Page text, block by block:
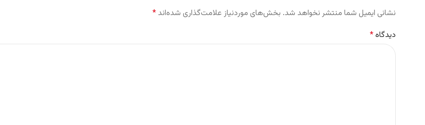
نشانی ایمیل شما منتشر نخواهد شد. بخش‌های موردنیاز علامت‌گذاری شده‌اند *
دیدگاه*